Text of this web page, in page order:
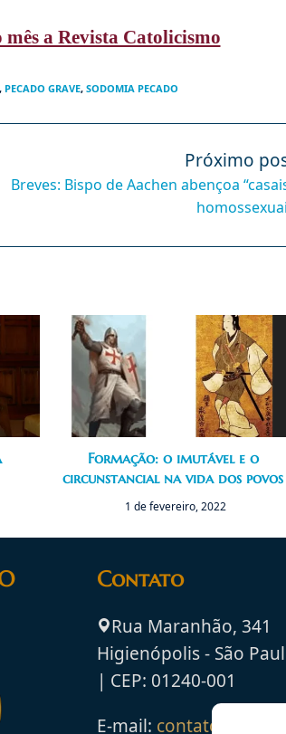
a Revista Catolicismo
, PECADO GRAVE, SODOMIA PECADO
Próximo
Breves: Bispo de Aachen abençoa
Formação: o imutável e o
circunstancial na vida dos povos
1 de fevereiro, 2022
Contato
Rua Maranhão, 341
Higienópolis - São
| CEP: 01240-001
E-mail: